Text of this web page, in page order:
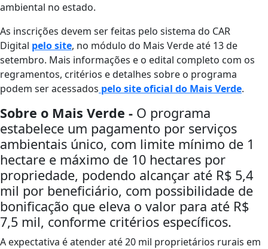
ambiental no estado.
As inscrições devem ser feitas pelo sistema do CAR
Digital pelo site, no módulo do Mais Verde até 13 de
setembro. Mais informações e o edital completo com os
regramentos, critérios e detalhes sobre o programa
podem ser acessados pelo site oficial do Mais Verde.
Sobre o Mais Verde - O programa
estabelece um pagamento por serviços
ambientais único, com limite mínimo de 1
hectare e máximo de 10 hectares por
propriedade, podendo alcançar até R$ 5,4
mil por beneficiário, com possibilidade de
bonificação que eleva o valor para até R$
7,5 mil, conforme critérios específicos.
A expectativa é atender até 20 mil proprietários rurais em